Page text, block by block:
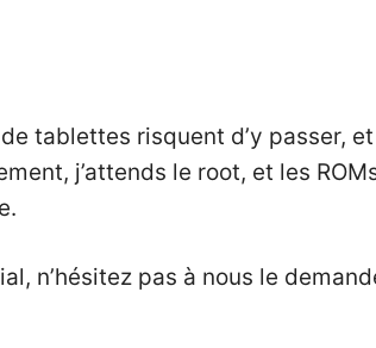
tablettes risquent d’y passer,
j’attends le root, et les ROMs
n’hésitez pas à nous le